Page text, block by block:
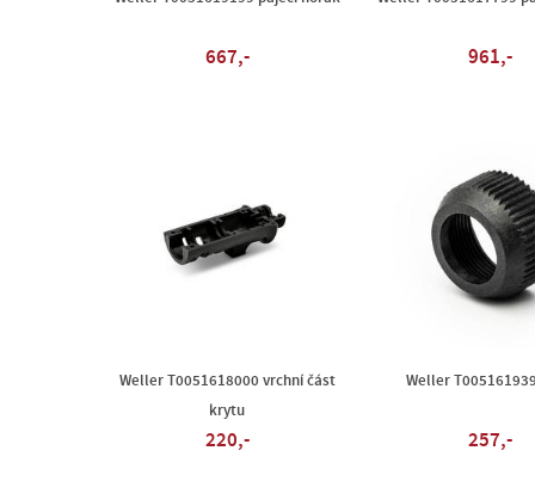
667,- 961,-
Weller T0051618000 vrchní část
krytu
220,-
Weller
257,-